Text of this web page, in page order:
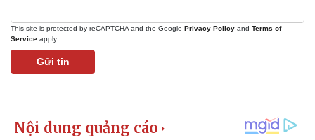
This site is protected by reCAPTCHA and the Google Privacy Policy and Terms of
Service apply.
Gửi tin